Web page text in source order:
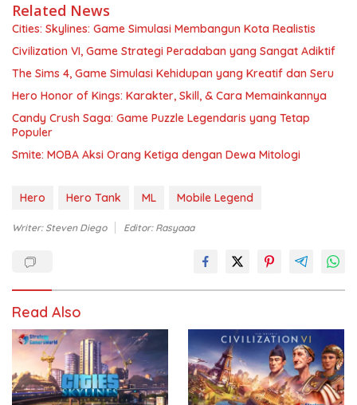
Related News
Cities: Skylines: Game Simulasi Membangun Kota Realistis
Civilization VI, Game Strategi Peradaban yang Sangat Adiktif
The Sims 4, Game Simulasi Kehidupan yang Kreatif dan Seru
Hero Honor of Kings: Karakter, Skill, & Cara Memainkannya
Candy Crush Saga: Game Puzzle Legendaris yang Tetap
Populer
Smite: MOBA Aksi Orang Ketiga dengan Dewa Mitologi
Hero Hero Tank ML Mobile Legend
Writer: Steven Diego Editor: Rasyaaa
Read Also